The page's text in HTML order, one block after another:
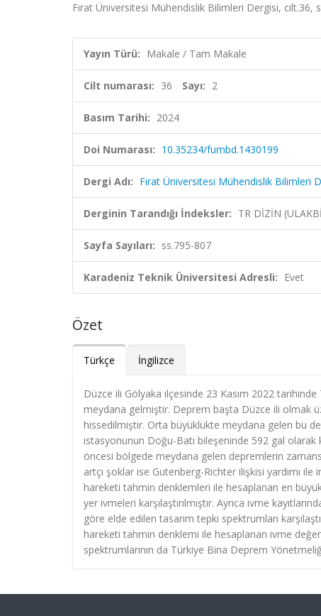
Fırat Üniversitesi Mühendislik Bilimleri Dergisi, cilt.36,
Yayın Türü: Makale / Tam Makale
Cilt numarası: 36 Sayı: 2
Basım Tarihi: 2024
Doi Numarası: 10.35234/fumbd.1430199
Dergi Adı: Fırat Üniversitesi Mühendislik Bilimleri
Derginin Tarandığı İndeksler: TR DİZİN
Sayfa Sayıları: ss.795-807
Karadeniz Teknik Üniversitesi Adresli: Evet
Özet
Türkçe İngilizce
Düzce ili Gölyaka ilçesinde 23 Kasım 2022
meydana gelmiştir. Deprem başta Düzce ili olmak
hissedilmiştir. Orta büyüklükte meydana gelen bu
istasyonunun Doğu-Batı bileşeninde 592 gal
öncesi bölgede meydana gelen depremlerin
artçı şoklar ise Gutenberg-Richter ilişkisi yardımı
hareketi tahmin denklemleri ile hesaplanan en
yer ivmeleri karşılaştırılmıştır. Ayrıca ivme
göre elde edilen tasarım tepki spektrumları
hareketi tahmin denklemi ile hesaplanan ivme
spektrumlarının da Türkiye Bina Deprem